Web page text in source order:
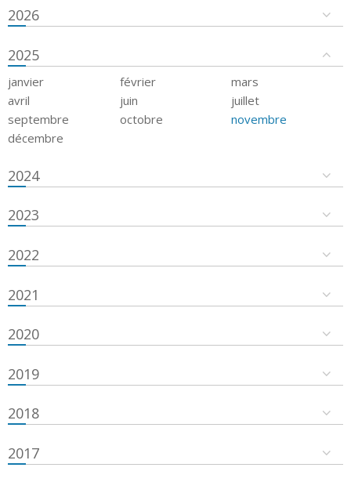
2026
2025
janvier février
mars
avril
juin
juillet
septembre
octobre
novembre
décembre
2024
2023
2022
2021
2020
2019
2018
2017